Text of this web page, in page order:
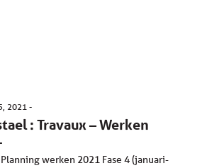
2021
: Travaux – Werken
werken 2021 Fase 4 (januari-